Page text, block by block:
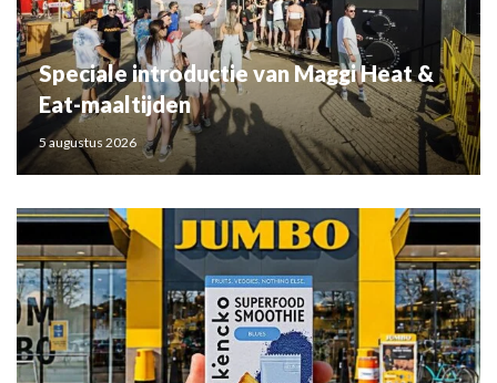
Speciale introductie van Maggi Heat &
Eat-maaltijden
5 augustus 2026